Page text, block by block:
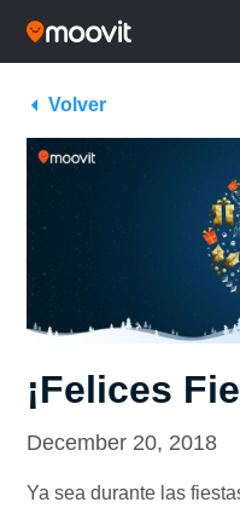
Volver
¡Felices
December 20, 2018
Ya sea durante las